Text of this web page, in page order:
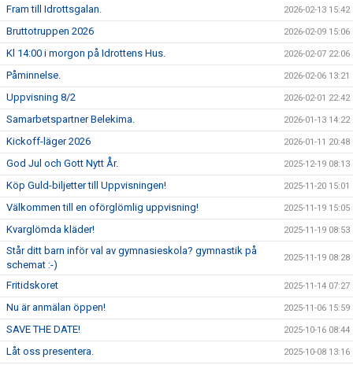
Fram till Idrottsgalan. 2026-02-13 15:42
Bruttotruppen 2026 2026-02-09 15:06
Kl 14:00 i morgon på Idrottens Hus. 2026-02-07 22:06
Påminnelse. 2026-02-06 13:21
Uppvisning 8/2 2026-02-01 22:42
Samarbetspartner Belekima. 2026-01-13 14:22
Kickoff-läger 2026 2026-01-11 20:48
God Jul och Gott Nytt År. 2025-12-19 08:13
Köp Guld-biljetter till Uppvisningen! 2025-11-20 15:01
Välkommen till en oförglömlig uppvisning! 2025-11-19 15:05
Kvarglömda kläder! 2025-11-19 08:53
Står ditt barn inför val av gymnasieskola? gymnastik på
schemat :-)
2025-11-19 08:28
Fritidskoret 2025-11-14 07:27
Nu är anmälan öppen! 2025-11-06 15:59
SAVE THE DATE! 2025-10-16 08:44
Låt oss presentera. 2025-10-08 13:16